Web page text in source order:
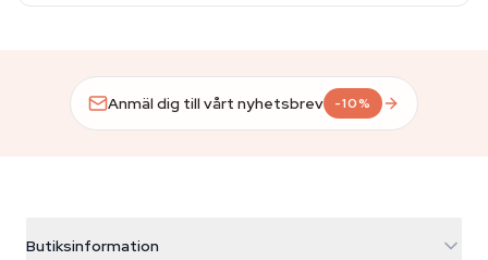
Anmäl dig till vårt nyhetsbrev -10%
Butiksinformation